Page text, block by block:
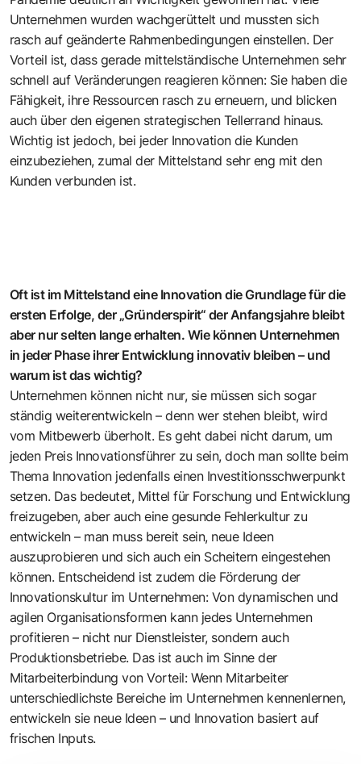
Unternehmen wurden wachgerüttelt und mussten sich
rasch auf geänderte Rahmenbedingungen einstellen. Der
Vorteil ist, dass gerade mittelständische Unternehmen sehr
schnell auf Veränderungen reagieren können: Sie haben die
Fähigkeit, ihre Ressourcen rasch zu erneuern, und blicken
auch über den eigenen strategischen Tellerrand hinaus.
Wichtig ist jedoch, bei jeder Innovation die Kunden
einzubeziehen, zumal der Mittelstand sehr eng mit den
Kunden verbunden ist.
Oft ist im Mittelstand eine Innovation die Grundlage für die
ersten Erfolge, der „Gründerspirit“ der Anfangsjahre bleibt
aber nur selten lange erhalten. Wie können Unternehmen
in jeder Phase ihrer Entwicklung innovativ bleiben – und
warum ist das wichtig?
Unternehmen können nicht nur, sie müssen sich sogar
ständig weiterentwickeln – denn wer stehen bleibt, wird
vom Mitbewerb überholt. Es geht dabei nicht darum, um
jeden Preis Innovationsführer zu sein, doch man sollte beim
Thema Innovation jedenfalls einen Investitionsschwerpunkt
setzen. Das bedeutet, Mittel für Forschung und Entwicklung
freizugeben, aber auch eine gesunde Fehlerkultur zu
entwickeln – man muss bereit sein, neue Ideen
auszuprobieren und sich auch ein Scheitern eingestehen
können. Entscheidend ist zudem die Förderung der
Innovationskultur im Unternehmen: Von dynamischen und
agilen Organisationsformen kann jedes Unternehmen
profitieren – nicht nur Dienstleister, sondern auch
Produktionsbetriebe. Das ist auch im Sinne der
Mitarbeiterbindung von Vorteil: Wenn Mitarbeiter
unterschiedlichste Bereiche im Unternehmen kennenlernen,
entwickeln sie neue Ideen – und Innovation basiert auf
frischen Inputs.